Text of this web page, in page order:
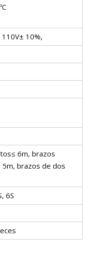
10%,
6m, brazos
5m, brazos de dos
6S